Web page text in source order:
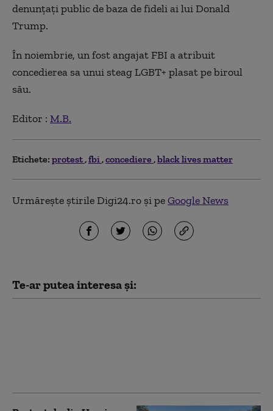
denunţaţi public de baza de fideli ai lui Donald
Trump.
În noiembrie, un fost angajat FBI a atribuit
concedierea sa unui steag LGBT+ plasat pe biroul
său.
Editor : M.B.
Etichete: protest fbi concediere black lives matter
Urmărește știrile Digi24.ro și peGoogle News
Te-ar putea interesa și: